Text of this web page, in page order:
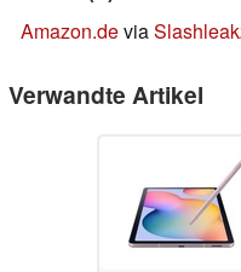
Amazon.devia
Verwandte Artikel